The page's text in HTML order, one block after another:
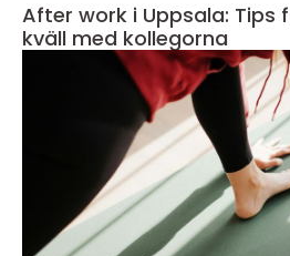
After work i Uppsala: Tips
kväll med kollegorna